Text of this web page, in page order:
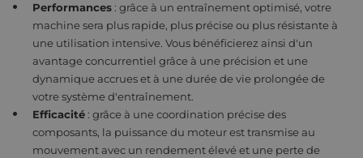
Performances : grâce à un entraînement optimisé, votre
machine sera plus rapide, plus précise ou plus résistante à
une utilisation intensive. Vous bénéficierez ainsi d'un
avantage concurrentiel grâce à une précision et une
dynamique accrues et à une durée de vie prolongée de
votre système d'entraînement.
Efficacité : grâce à une coordination précise des
composants, la puissance du moteur est transmise au
mouvement avec un rendement élevé et une perte de